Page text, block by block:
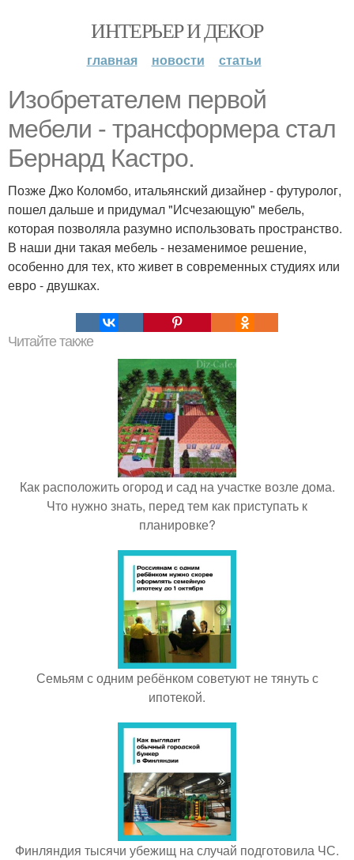
ИНТЕРЬЕР И ДЕКОР
главная новости статьи
Изобретателем первой
мебели - трансформера стал
Бернард Кастро.
Позже Джо Коломбо, итальянский дизайнер - футуролог,
пошел дальше и придумал "Исчезающую" мебель,
которая позволяла разумно использовать пространство.
В наши дни такая мебель - незаменимое решение,
особенно для тех, кто живет в современных студиях или
евро - двушках.
Читайте также
Как расположить огород и сад на участке возле дома.
Что нужно знать, перед тем как приступать к
планировке?
Семьям с одним ребёнком советуют не тянуть с
ипотекой.
Финляндия тысячи убежищ на случай подготовила ЧС.